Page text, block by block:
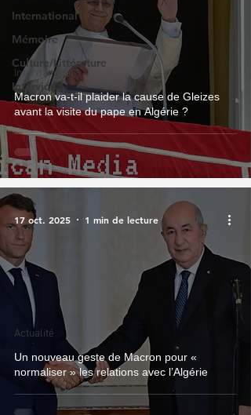
International
Mémoire
Culture/Littérature
Interviews
Macron va-t-il plaider la cause de Gleizes
avant la visite du pape en Algérie ?
International
Un nouveau geste de Macron pour «
normaliser » les relations avec l’Algérie
Actualité
17 oct. 2025 1 min de lecture